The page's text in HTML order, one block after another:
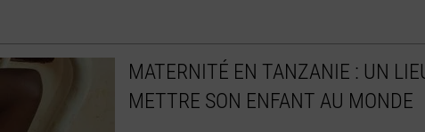
MATERNITÉ EN TANZANIE : UN
METTRE SON ENFANT AU MONDE